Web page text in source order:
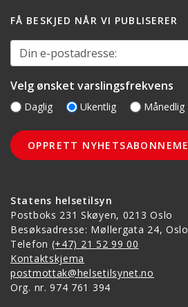
Statens helsetilsyn
Postboks 231 Skøyen, 0213 Oslo
Besøksadresse: Møllergata 24, Oslo
Telefon (+47) 21 52 99 00
Kontaktskjema
postmottak@helsetilsynet.no
Org. nr. 974 761 394
FÅ BESKJED NÅR VI PUBLISERER
Din e-postadresse:
Velg ønsket varslingsfrekvens
Daglig Ukentlig Månedlig